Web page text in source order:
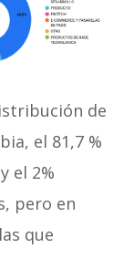
de
el 81,7 %
el 2%
pero en
que